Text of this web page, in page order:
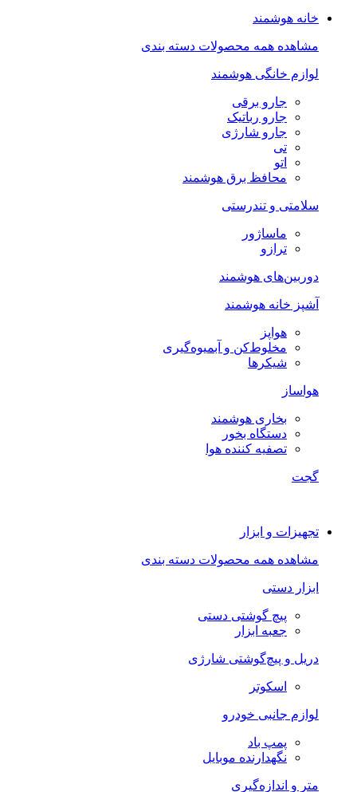
خانه هوشمند
مشاهده همه محصولات دسته بندی
لوازم خانگی هوشمند
جارو برقی
جارو رباتیک
جارو شارژی
تی
اتو
محافظ برق هوشمند
سلامتی و تندرستی
ماساژور
ترازو
دوربین‌های هوشمند
آشپز خانه هوشمند
هواپز
مخلوط‌کن و آبمیوه‌گیری
شیکرها
هواساز
بخاری هوشمند
دستگاه بخور
تصفیه کننده هوا
گجت
تجهیزات و ابزار
مشاهده همه محصولات دسته بندی
ابزار دستی
پیچ گوشتی دستی
جعبه ابزار
دریل و پیچ‌گوشتی شارژی
اسکوتر
لوازم جانبی خودرو
پمپ باد
نگهدارنده موبایل
متر و اندازه‌گیری